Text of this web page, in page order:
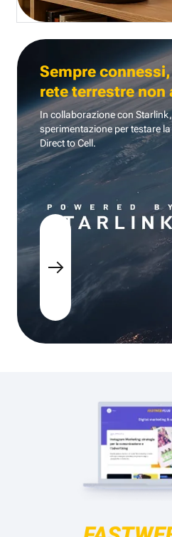
Sempre
rete terrestre non
In collaborazione con
sperimentazione per testare
Direct to Cell.